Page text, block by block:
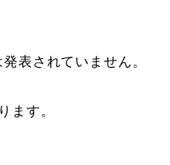
表されていません。
ます。